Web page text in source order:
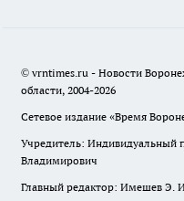
© vrntimes.ru - Новости
области, 2004-2026
Сетевое издание «Время
Учредитель: Индивидуальный
Владимирович
Главный редактор: Имешев Э.